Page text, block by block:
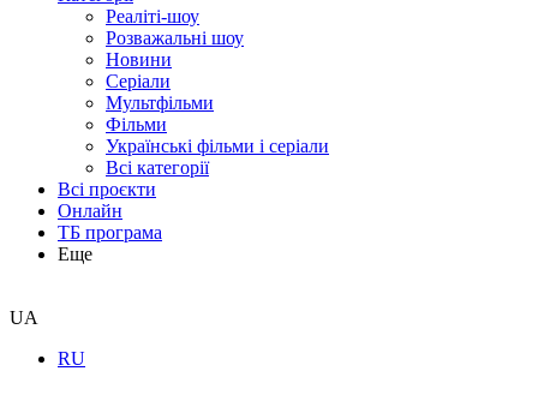
Реаліті-шоу
Розважальні шоу
Новини
Серіали
Мультфільми
Фільми
Українські фільми і серіали
Всі категорії
Всі проєкти
Онлайн
ТБ програма
Еще
UA
RU